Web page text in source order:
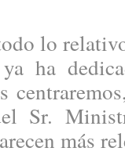
lo relativo
ha
Sr.
más